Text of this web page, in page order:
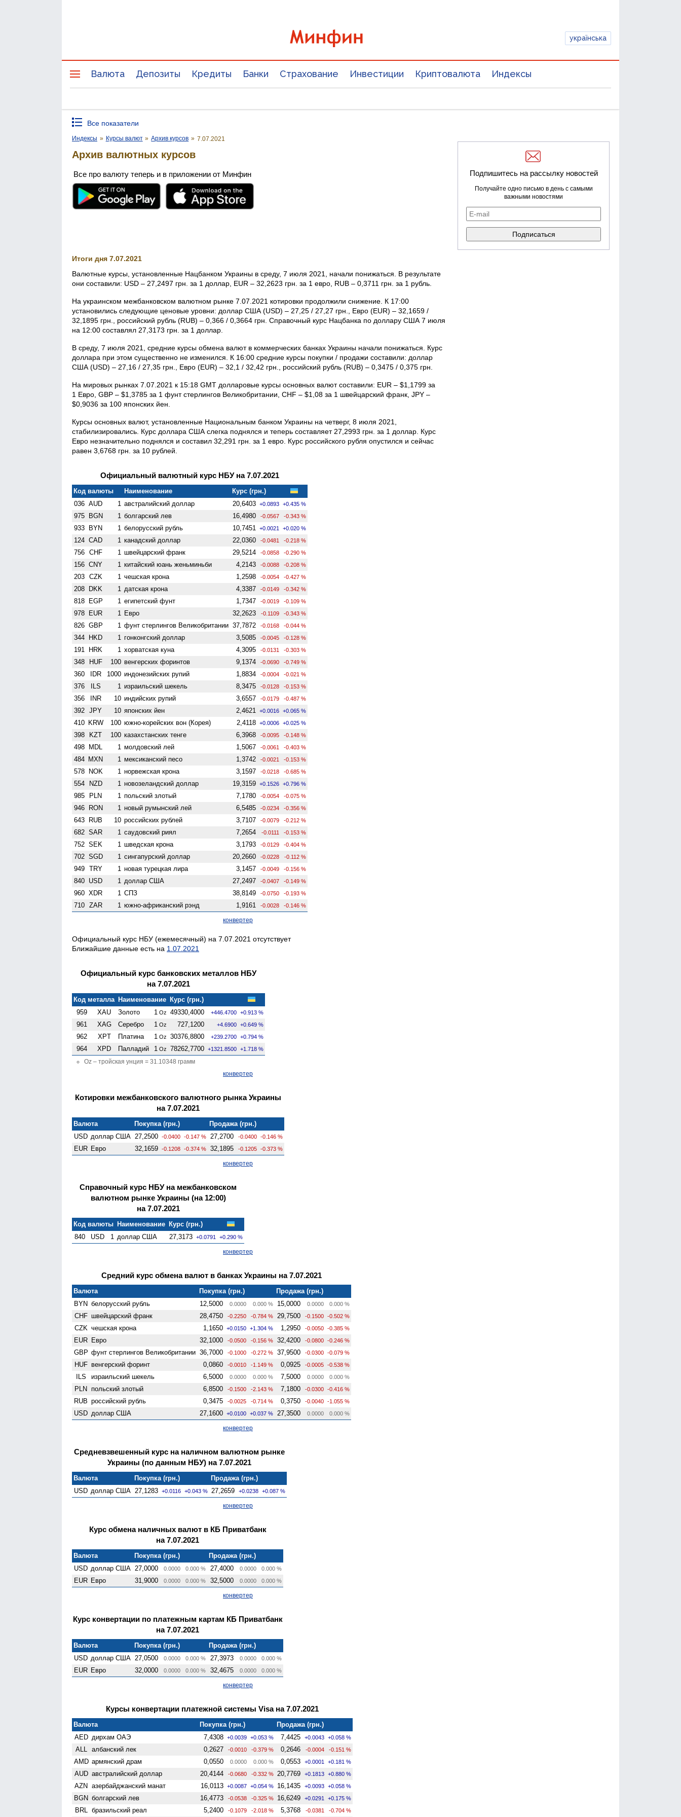
українська
Валюта Депозиты Кредиты Банки Страхование Инвестиции Криптовалюта Индексы
Все показатели
Индексы » Курсы валют » Архив курсов » 7.07.2021
Архив валютных курсов
Все про валюту теперь и в приложении от Минфин
Итоги дня 7.07.2021
Валютные курсы, установленные Нацбанком Украины в среду, 7 июля 2021, начали понижаться. В результате
они составили: USD – 27,2497 грн. за 1 доллар, EUR – 32,2623 грн. за 1 евро, RUB – 0,3711 грн. за 1 рубль.
На украинском межбанковском валютном рынке 7.07.2021 котировки продолжили снижение. К 17:00
установились следующие ценовые уровни: доллар США (USD) – 27,25 / 27,27 грн., Евро (EUR) – 32,1659 /
32,1895 грн., российский рубль (RUB) – 0,366 / 0,3664 грн. Справочный курс Нацбанка по доллару США 7 июля
на 12:00 составлял 27,3173 грн. за 1 доллар.
В среду, 7 июля 2021, средние курсы обмена валют в коммерческих банках Украины начали понижаться. Курс
доллара при этом существенно не изменился. К 16:00 средние курсы покупки / продажи составили: доллар
США (USD) – 27,16 / 27,35 грн., Евро (EUR) – 32,1 / 32,42 грн., российский рубль (RUB) – 0,3475 / 0,375 грн.
На мировых рынках 7.07.2021 к 15:18 GMT долларовые курсы основных валют составили: EUR – $1,1799 за
1 Евро, GBP – $1,3785 за 1 фунт стерлингов Велико­британии, CHF – $1,08 за 1 швейцарский франк, JPY –
$0,9036 за 100 японских йен.
Курсы основных валют, установленные Национальным банком Украины на четверг, 8 июля 2021,
стабилизировались. Курс доллара США слегка поднялся и теперь составляет 27,2993 грн. за 1 доллар. Курс
Евро незначительно поднялся и составил 32,291 грн. за 1 евро. Курс российского рубля опустился и сейчас
равен 3,6768 грн. за 10 рублей.
Официальный валютный курс НБУ на 7.07.2021
Код валюты Наименование
Курс (грн.)
036 AUD 1 австралийский доллар 20,6403 +0.0893 +0.435 %
975 BGN 1 болгарский лев 16,4980 -0.0567 -0.343 %
933 BYN 1 белорусский рубль 10,7451 +0.0021 +0.020 %
124 CAD 1 канадский доллар 22,0360 -0.0481 -0.218 %
756 CHF 1 швейцарский франк 29,5214 -0.0858 -0.290 %
156 CNY 1 китайский юань женьминьби 4,2143 -0.0088 -0.208 %
203 CZK 1 чешская крона 1,2598 -0.0054 -0.427 %
208 DKK 1 датская крона 4,3387 -0.0149 -0.342 %
818 EGP 1 египетский фунт 1,7347 -0.0019 -0.109 %
978 EUR 1 Евро 32,2623 -0.1109 -0.343 %
826 GBP 1 фунт стерлингов Велико­британии 37,7872 -0.0168 -0.044 %
344 HKD 1 гонконгский доллар 3,5085 -0.0045 -0.128 %
191 HRK 1 хорватская куна 4,3095 -0.0131 -0.303 %
348 HUF 100 венгерских форинтов 9,1374 -0.0690 -0.749 %
360 IDR 1000 индонезийских рупий 1,8834 -0.0004 -0.021 %
376 ILS 1 израильский шекель 8,3475 -0.0128 -0.153 %
356 INR 10 индийских рупий 3,6557 -0.0179 -0.487 %
392 JPY 10 японских йен 2,4621 +0.0016 +0.065 %
410 KRW 100 южно-корейских вон (Корея) 2,4118 +0.0006 +0.025 %
398 KZT 100 казахстанских тенге 6,3968 -0.0095 -0.148 %
498 MDL 1 молдовский лей 1,5067 -0.0061 -0.403 %
484 MXN 1 мексиканский песо 1,3742 -0.0021 -0.153 %
578 NOK 1 норвежская крона 3,1597 -0.0218 -0.685 %
554 NZD 1 ново­зеландский доллар 19,3159 +0.1526 +0.796 %
985 PLN 1 польский злотый 7,1780 -0.0054 -0.075 %
946 RON 1 новый румынский лей 6,5485 -0.0234 -0.356 %
643 RUB 10 российских рублей 3,7107 -0.0079 -0.212 %
682 SAR 1 саудовский риял 7,2654 -0.0111 -0.153 %
752 SEK 1 шведская крона 3,1793 -0.0129 -0.404 %
702 SGD 1 сингапурский доллар 20,2660 -0.0228 -0.112 %
949 TRY 1 новая турецкая лира 3,1457 -0.0049 -0.156 %
840 USD 1 доллар США 27,2497 -0.0407 -0.149 %
960 XDR 1 СПЗ 38,8149 -0.0750 -0.193 %
710 ZAR 1 южно-африканский рэнд 1,9161 -0.0028 -0.146 %
конвертер
Официальный курс НБУ (ежемесячный) на 7.07.2021 отсутствует
Ближайшие данные есть на 1.07.2021
Официальный курс банковских металлов НБУ
на 7.07.2021
Код металла Наименование Курс (грн.)
959
XAU Золото 1 Oz 49330,4000 +446.4700 +0.913 %
961 XAG Серебро 1 Oz 727,1200 +4.6900 +0.649 %
962 XPT Платина 1 Oz 30376,8800 +239.2700 +0.794 %
964 XPD Палладий 1 Oz 78262,7700 +1321.8500 +1.718 %
Oz – тройская унция = 31.10348 грамм
конвертер
Котировки межбанковского валютного рынка Украины
на 7.07.2021
Валюта Покупка (грн.)
Продажа (грн.)
USD доллар США 27,2500 -0.0400 -0.147 % 27,2700 -0.0400 -0.146 %
EUR Евро 32,1659 -0.1208 -0.374 % 32,1895 -0.1205 -0.373 %
конвертер
Справочный курс НБУ на межбанковском
валютном рынке Украины (на 12:00)
на 7.07.2021
Код валюты Наименование Курс (грн.)
840
USD 1 доллар США 27,3173 +0.0791 +0.290 %
конвертер
Средний курс обмена валют в банках Украины на 7.07.2021
Валюта Покупка (грн.)
Продажа (грн.)
BYN белорусский рубль 12,5000 0.0000 0.000 % 15,0000 0.0000 0.000 %
CHF швейцарский франк 28,4750 -0.2250 -0.784 % 29,7500 -0.1500 -0.502 %
CZK чешская крона 1,1650 +0.0150 +1.304 % 1,2950 -0.0050 -0.385 %
EUR Евро 32,1000 -0.0500 -0.156 % 32,4200 -0.0800 -0.246 %
GBP фунт стерлингов Велико­британии 36,7000 -0.1000 -0.272 % 37,9500 -0.0300 -0.079 %
HUF венгерский форинт 0,0860 -0.0010 -1.149 % 0,0925 -0.0005 -0.538 %
ILS израильский шекель 6,5000 0.0000 0.000 % 7,5000 0.0000 0.000 %
PLN польский злотый 6,8500 -0.1500 -2.143 % 7,1800 -0.0300 -0.416 %
RUB российский рубль 0,3475 -0.0025 -0.714 % 0,3750 -0.0040 -1.055 %
USD доллар США 27,1600 +0.0100 +0.037 % 27,3500 0.0000 0.000 %
конвертер
Средневзвешенный курс на наличном валютном рынке
Украины (по данным НБУ) на 7.07.2021
Валюта Покупка (грн.)
Продажа (грн.)
USD доллар США 27,1283 +0.0116 +0.043 % 27,2659 +0.0238 +0.087 %
конвертер
Курс обмена наличных валют в КБ Приватбанк
на 7.07.2021
Валюта Покупка (грн.)
Продажа (грн.)
USD доллар США 27,0000 0.0000 0.000 % 27,4000 0.0000 0.000 %
EUR Евро 31,9000 0.0000 0.000 % 32,5000 0.0000 0.000 %
конвертер
Курс конвертации по платежным картам КБ Приватбанк
на 7.07.2021
Валюта Покупка (грн.)
Продажа (грн.)
USD доллар США 27,0500 0.0000 0.000 % 27,3973 0.0000 0.000 %
EUR Евро 32,0000 0.0000 0.000 % 32,4675 0.0000 0.000 %
конвертер
Курсы конвертации платежной системы Visa на 7.07.2021
Валюта Покупка (грн.)
Продажа (грн.)
AED дирхам ОАЭ 7,4308 +0.0039 +0.053 % 7,4425 +0.0043 +0.058 %
ALL албанский лек 0,2627 -0.0010 -0.379 % 0,2646 -0.0004 -0.151 %
AMD армянский драм 0,0550 0.0000 0.000 % 0,0553 +0.0001 +0.181 %
AUD австралийский доллар 20,4144 -0.0680 -0.332 % 20,7769 +0.1813 +0.880 %
AZN азербайджанский манат 16,0113 +0.0087 +0.054 % 16,1435 +0.0093 +0.058 %
BGN болгарский лев 16,4773 -0.0538 -0.325 % 16,6249 +0.0291 +0.175 %
BRL бразильский реал 5,2400 -0.1079 -2.018 % 5,3768 -0.0381 -0.704 %
Подпишитесь на рассылку новостей
Получайте одно письмо в день с самыми
важными новостями